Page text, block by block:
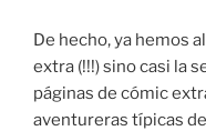
De hecho, ya hemos
extra (!!!) sino casi la
páginas de cómic
aventureras típicas